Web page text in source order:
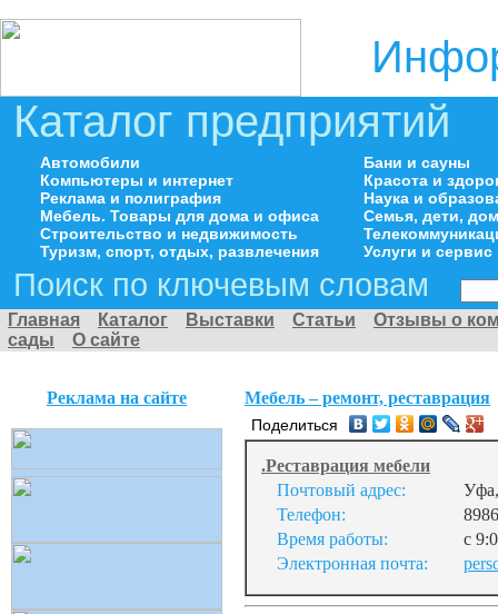
Каталог предприятий
Автомобили
Компьютеры и интернет
Реклама и полиграфия
Мебель. Товары для дома и офиса
Строительство и недвижимость
Туризм, спорт, отдых, развлечения
Бани и сауны
Красота и
Наука и
Семья, дети,
Услуги и сервис
Поиск по ключевым словам
Главная Каталог Выставки Статьи
Отзывы о
сады
О сайте
Реклама на сайте Мебель – ремонт, реставрация
Поделиться
.Реставрация мебели
Почтовый адрес:
Телефон:
Время работы:
с
Электронная почта: